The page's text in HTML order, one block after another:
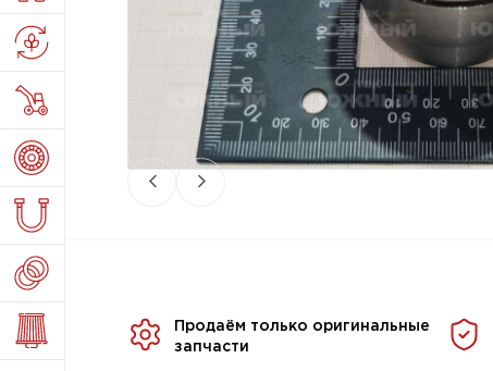
Продаём только оригинальные
запчасти